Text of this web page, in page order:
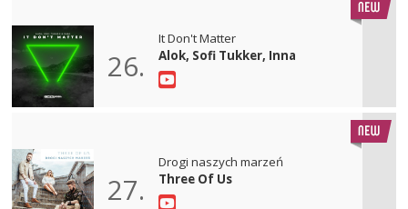
26.
It Don't Matter
Alok, Sofi Tukker, Inna
27.
Drogi naszych marzeń
Three Of Us